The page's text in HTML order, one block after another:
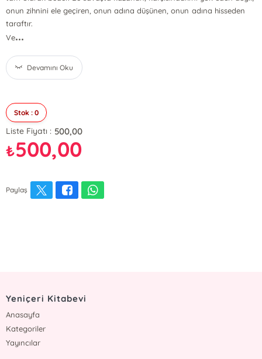
onun zihnini ele geçiren, onun adına düşünen, onun adına hisseden
taraftır.
Ve...
Devamını Oku
Stok : 0
Liste Fiyatı : 500,00
₺500,00
Paylaş
Yeniçeri Kitabevi
Anasayfa
Kategoriler
Yayıncılar